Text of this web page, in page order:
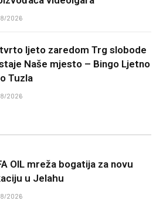
2026
ljeto zaredom Trg slobode
Naše mjesto – Bingo Ljetno
Tuzla
2026
OIL mreža bogatija za novu
u Jelahu
2026